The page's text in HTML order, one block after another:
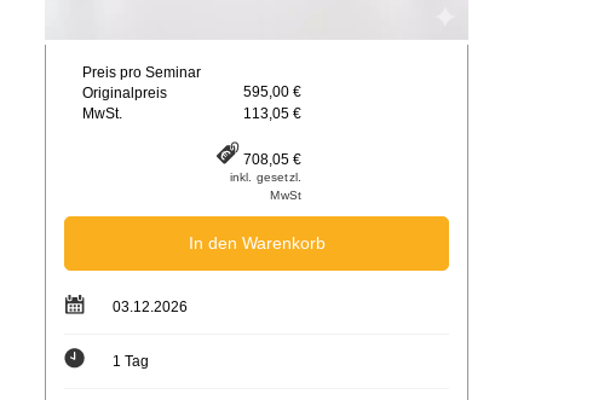
Preis pro Seminar
Originalpreis
595,00 €
MwSt.
113,05 €
708,05 €
inkl. gesetzl.
MwSt
In den Warenkorb
03.12.2026
1 Tag